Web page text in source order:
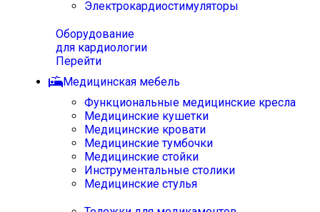
Электрокардиостимуляторы
Оборудование
для кардиологии
Перейти
Медицинская мебель
Функциональные медицинские кресла
Медицинские кушетки
Медицинские кровати
Медицинские тумбочки
Медицинские стойки
Инструментальные столики
Медицинские стулья